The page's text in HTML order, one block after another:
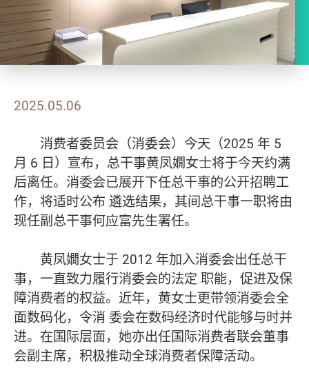
2025.05.06
消费者委员会（消委会）今天（2025 年 5
月 6 日）宣布，总干事黄凤嫺女士将于今天约满
后离任。消委会已展开下任总干事的公开招聘工
作，将适时公布 遴选结果，其间总干事一职将由
现任副总干事何应富先生署任。
黄凤嫺女士于 2012 年加入消委会出任总干
事，一直致力履行消委会的法定 职能，促进及保
障消费者的权益。近年，黄女士更带领消委会全
面数码化，令消 委会在数码经济时代能够与时并
进。在国际层面，她亦出任国际消费者联会董事
会副主席，积极推动全球消费者保障活动。